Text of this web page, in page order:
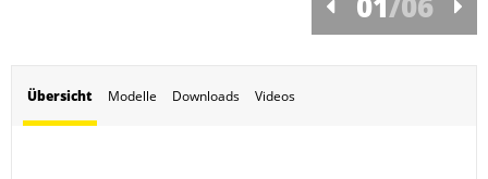
Übersicht Modelle Downloads Videos